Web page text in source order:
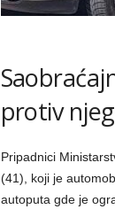
protiv
Pripadnici
(41), koji je
autoputa gde je